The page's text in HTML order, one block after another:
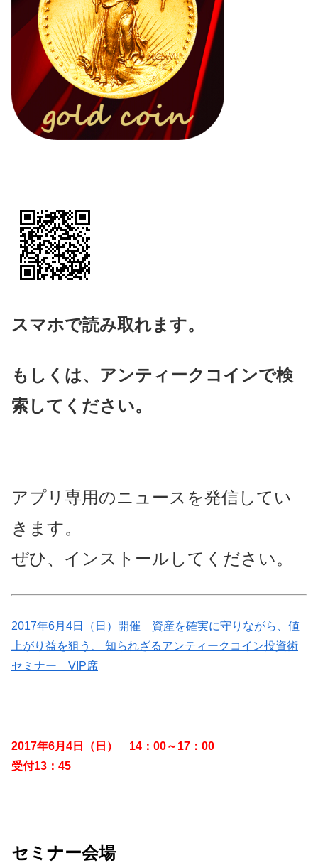
スマホで読み取れます。
もしくは、アンティークコインで検
索してください。
アプリ専用のニュースを発信してい
きます。
ぜひ、インストールしてください。
2017年6月4日（日）開催 資産を確実に守りながら、値
上がり益を狙う、 知られざるアンティークコイン投資術
セミナー VIP席
2017年6月4日（日） 14：00～17：00
受付13：45
セミナー会場